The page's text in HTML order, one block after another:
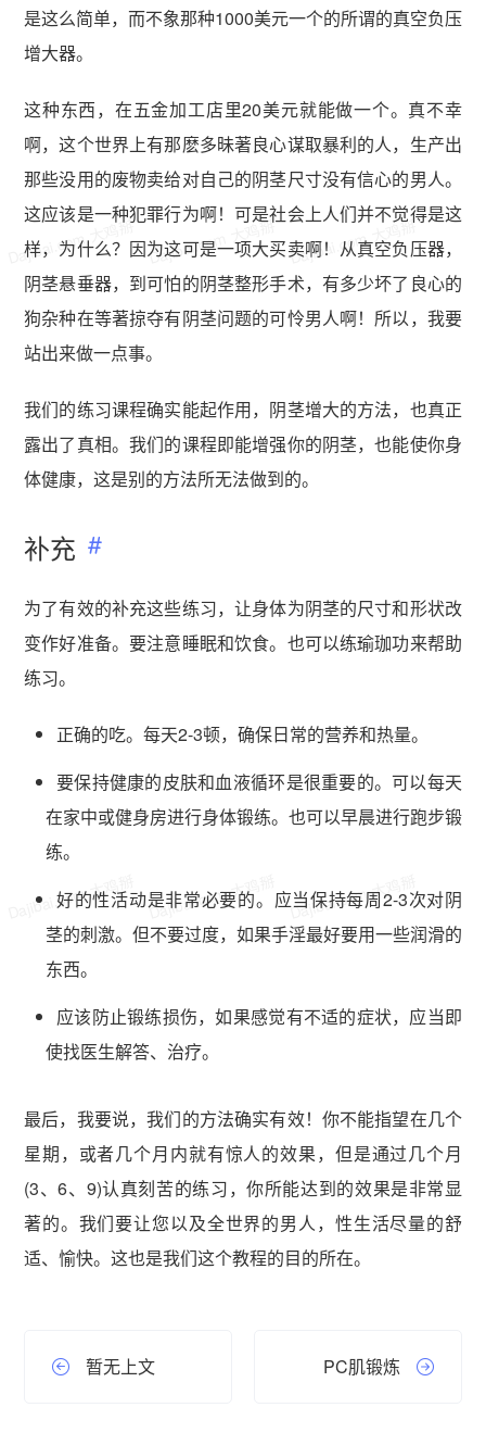
是这么简单，而不象那种1000美元一个的所谓的真空负压
增大器。
这种东西，在五金加工店里20美元就能做一个。真不幸
啊，这个世界上有那麽多昧著良心谋取暴利的人，生产出
那些没用的废物卖给对自己的阴茎尺寸没有信心的男人。
这应该是一种犯罪行为啊！可是社会上人们并不觉得是这
样，为什么？因为这可是一项大买卖啊！从真空负压器，
阴茎悬垂器，到可怕的阴茎整形手术，有多少坏了良心的
狗杂种在等著掠夺有阴茎问题的可怜男人啊！所以，我要
站出来做一点事。
我们的练习课程确实能起作用，阴茎增大的方法，也真正
露出了真相。我们的课程即能增强你的阴茎，也能使你身
体健康，这是别的方法所无法做到的。
补充​
为了有效的补充这些练习，让身体为阴茎的尺寸和形状改
变作好准备。要注意睡眠和饮食。也可以练瑜珈功来帮助
练习。
正确的吃。每天2-3顿，确保日常的营养和热量。
要保持健康的皮肤和血液循环是很重要的。可以每天
在家中或健身房进行身体锻练。也可以早晨进行跑步锻
练。
好的性活动是非常必要的。应当保持每周2-3次对阴
茎的刺激。但不要过度，如果手淫最好要用一些润滑的
东西。
应该防止锻练损伤，如果感觉有不适的症状，应当即
使找医生解答、治疗。
最后，我要说，我们的方法确实有效！你不能指望在几个
星期，或者几个月内就有惊人的效果，但是通过几个月
(3、6、9)认真刻苦的练习，你所能达到的效果是非常显
著的。我们要让您以及全世界的男人，性生活尽量的舒
适、愉快。这也是我们这个教程的目的所在。
暂无上文 PC肌锻炼
Dajibai.com 大鸡掰Dajibai.com 大鸡掰 Dajibai.com 大鸡掰
Dajibai.com 大鸡掰Dajibai.com 大鸡掰Dajibai.com 大鸡掰